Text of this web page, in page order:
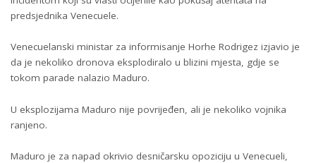
predsjednika Venecuele.
Venecuelanski ministar za informisanje Horhe Rodrigez izjavio je
da je nekoliko dronova eksplodiralo u blizini mjesta, gdje se
tokom parade nalazio Maduro.
U eksplozijama Maduro nije povrijeđen, ali je nekoliko vojnika
ranjeno.
Maduro je za napad okrivio desničarsku opoziciju u Venecueli,